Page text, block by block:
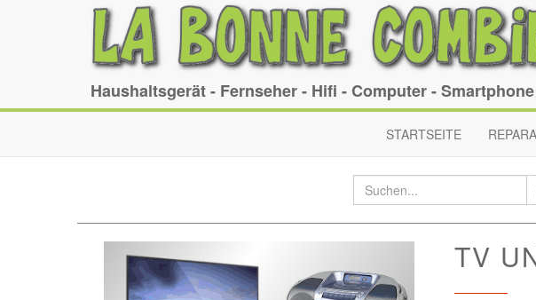
Haushaltsgerät - Fernseher - Hifi - Computer - Smartphone
STARTSEITE
TV